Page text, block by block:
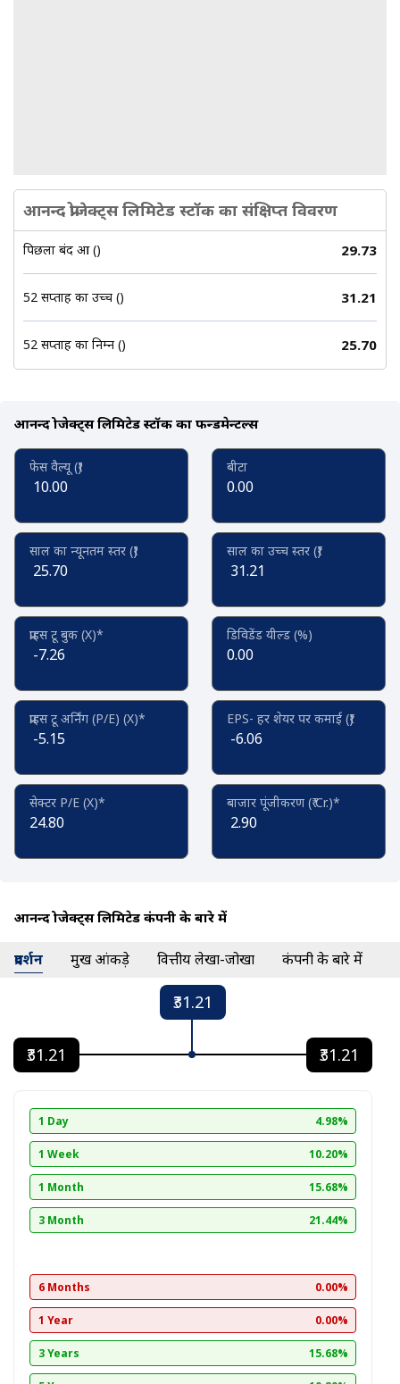
आनन्द प्रोजेक्ट्स लिमिटेड स्टॉक का संक्षिप्त विवरण
पिछला बंद हुआ (₹) 29.73
52 सप्ताह का उच्च (₹) 31.21
52 सप्ताह का निम्न (₹) 25.70
आनन्द प्रोजेक्ट्स लिमिटेड स्टॉक का फन्डमेन्टल्स
फेस वैल्यू (₹)
10.00
बीटा
0.00
साल का न्यूनतम स्तर (₹)
25.70
साल का उच्च स्तर (₹)
31.21
प्राइस टू बुक (X)*
-7.26
डिविडेंड यील्ड (%)
0.00
प्राइस टू अर्निंग (P/E) (X)*
-5.15
EPS- हर शेयर पर कमाई (₹)
-6.06
सेक्टर P/E (X)*
24.80
बाजार पूंजीकरण (₹ Cr.)*
2.90
आनन्द प्रोजेक्ट्स लिमिटेड कंपनी के बारे में
प्रदर्शन प्रमुख आंकड़े वित्तीय लेखा-जोखा कंपनी के बारे में
₹31.21
₹31.21 ₹31.21
1 Day 4.98%
1 Week 10.20%
1 Month 15.68%
3 Month 21.44%
6 Months 0.00%
1 Year 0.00%
3 Years 15.68%